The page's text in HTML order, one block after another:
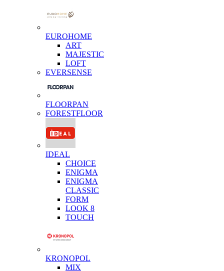
EUROHOME
ART
MAJESTIC
LOFT
EVERSENSE
FLOORPAN
FORESTFLOOR
IDEAL
CHOICE
ENIGMA
ENIGMA
CLASSIC
FORM
LOOK 8
TOUCH
KRONOPOL
MIX